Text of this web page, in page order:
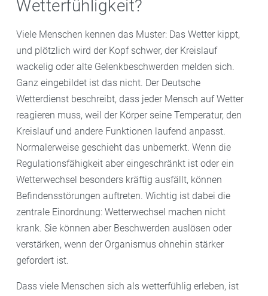
Wetterfühligkeit?
Viele Menschen kennen das Muster: Das Wetter kippt,
und plötzlich wird der Kopf schwer, der Kreislauf
wackelig oder alte Gelenkbeschwerden melden sich.
Ganz eingebildet ist das nicht. Der Deutsche
Wetterdienst beschreibt, dass jeder Mensch auf Wetter
reagieren muss, weil der Körper seine Temperatur, den
Kreislauf und andere Funktionen laufend anpasst.
Normalerweise geschieht das unbemerkt. Wenn die
Regulationsfähigkeit aber eingeschränkt ist oder ein
Wetterwechsel besonders kräftig ausfällt, können
Befindensstörungen auftreten. Wichtig ist dabei die
zentrale Einordnung: Wetterwechsel machen nicht
krank. Sie können aber Beschwerden auslösen oder
verstärken, wenn der Organismus ohnehin stärker
gefordert ist.
Dass viele Menschen sich als wetterfühlig erleben, ist